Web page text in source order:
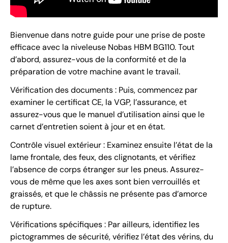
Bienvenue dans notre guide pour une prise de poste
efficace avec la niveleuse Nobas HBM BG110. Tout
d’abord, assurez-vous de la conformité et de la
préparation de votre machine avant le travail.
Vérification des documents : Puis, commencez par
examiner le certificat CE, la VGP, l’assurance, et
assurez-vous que le manuel d’utilisation ainsi que le
carnet d’entretien soient à jour et en état.
Contrôle visuel extérieur : Examinez ensuite l’état de la
lame frontale, des feux, des clignotants, et vérifiez
l’absence de corps étranger sur les pneus. Assurez-
vous de même que les axes sont bien verrouillés et
graissés, et que le châssis ne présente pas d’amorce
de rupture.
Vérifications spécifiques : Par ailleurs, identifiez les
pictogrammes de sécurité, vérifiez l’état des vérins, du